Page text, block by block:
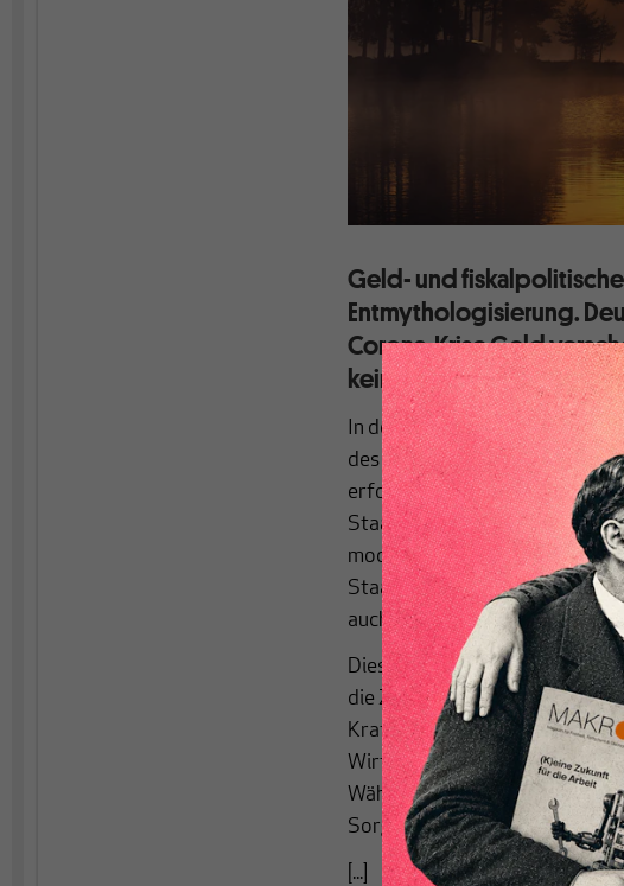
Geld- und
Entmythologisierung.
Corona-Krise Geld
keine Beschränkungen
In der großen Corona-
des Mainstreams seit langem
erfolgreich gelöstes Problem –
Staat mithilfe seiner eigenen
modernen Geldsystem, das
Staat mit eigener Währung
auch beliebig weitergeben kann.
Dieses „unbegrenzt“ stimmt
die Zahlungsmittel akzeptiert
Kraft besitzt, diese Akzeptanz
Wirtschaftsakteure – und viele
Währung oder sogar als
Sorgen zu machen.
[...]